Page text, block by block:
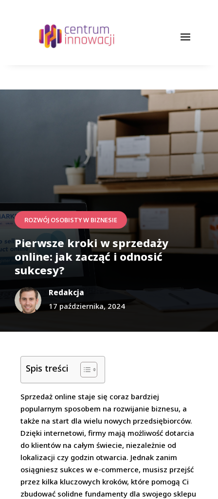
ROZWÓJ OSOBISTY W BIZNESIE
Pierwsze kroki w sprzedaży
online: jak zacząć i odnosić
sukcesy?
Redakcja
17 października, 2024
Spis treści
Sprzedaż online staje się coraz bardziej
popularnym sposobem na rozwijanie biznesu, a
także na start dla wielu nowych przedsiębiorców.
Dzięki internetowi, firmy mają możliwość dotarcia
do klientów na całym świecie, niezależnie od
lokalizacji czy godzin otwarcia. Jednak zanim
osiągniesz sukces w e-commerce, musisz przejść
przez kilka kluczowych kroków, które pomogą Ci
zbudować solidne fundamenty dla swojego sklepu